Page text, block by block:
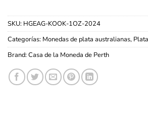
SKU: HGEAG-KOOK-1OZ-2024
Categorías: Monedas de plata australianas, Plata
Brand:Casa de la Moneda de Perth